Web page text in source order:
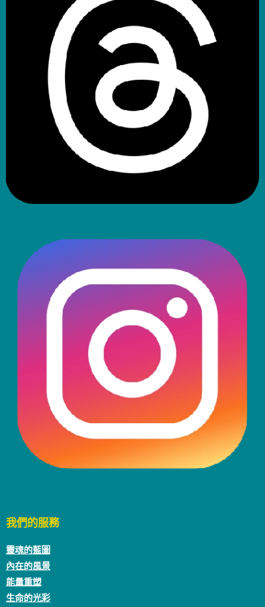
我們的服務
靈魂的藍圖
內在的風景
能量重塑
生命的光彩